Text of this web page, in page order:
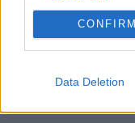
CONFIRM
Data Deletion